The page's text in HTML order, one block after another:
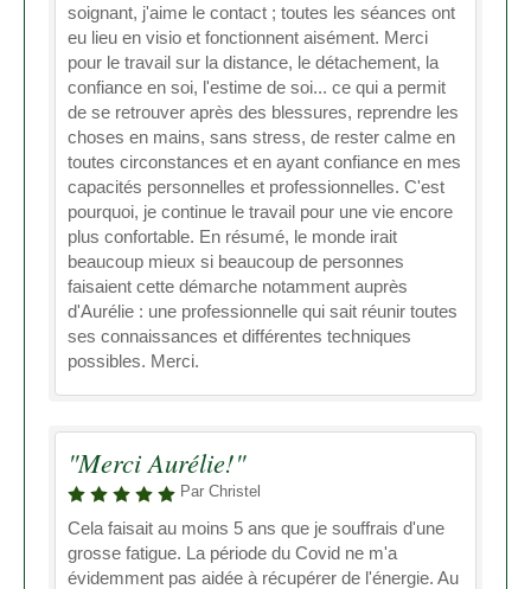
soignant, j'aime le contact ; toutes les séances ont
eu lieu en visio et fonctionnent aisément. Merci
pour le travail sur la distance, le détachement, la
confiance en soi, l'estime de soi... ce qui a permit
de se retrouver après des blessures, reprendre les
choses en mains, sans stress, de rester calme en
toutes circonstances et en ayant confiance en mes
capacités personnelles et professionnelles. C'est
pourquoi, je continue le travail pour une vie encore
plus confortable. En résumé, le monde irait
beaucoup mieux si beaucoup de personnes
faisaient cette démarche notamment auprès
d'Aurélie : une professionnelle qui sait réunir toutes
ses connaissances et différentes techniques
possibles. Merci.
"Merci Aurélie!"
Par Christel
Cela faisait au moins 5 ans que je souffrais d'une
grosse fatigue. La période du Covid ne m'a
évidemment pas aidée à récupérer de l'énergie. Au